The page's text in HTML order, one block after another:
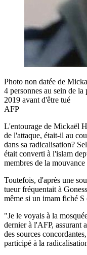
Photo non datée de
4 personnes au sein de
2019 avant d'être tué
AFP
L'entourage de Mickaël
de l'attaque, était-il au
dans sa radicalisation?
était converti à l'islam
membres de la
Toutefois, d'après une
tueur fréquentait à
même si un imam fiché
"Je le voyais à la
dernier à l'AFP, assurant
des sources
participé à la